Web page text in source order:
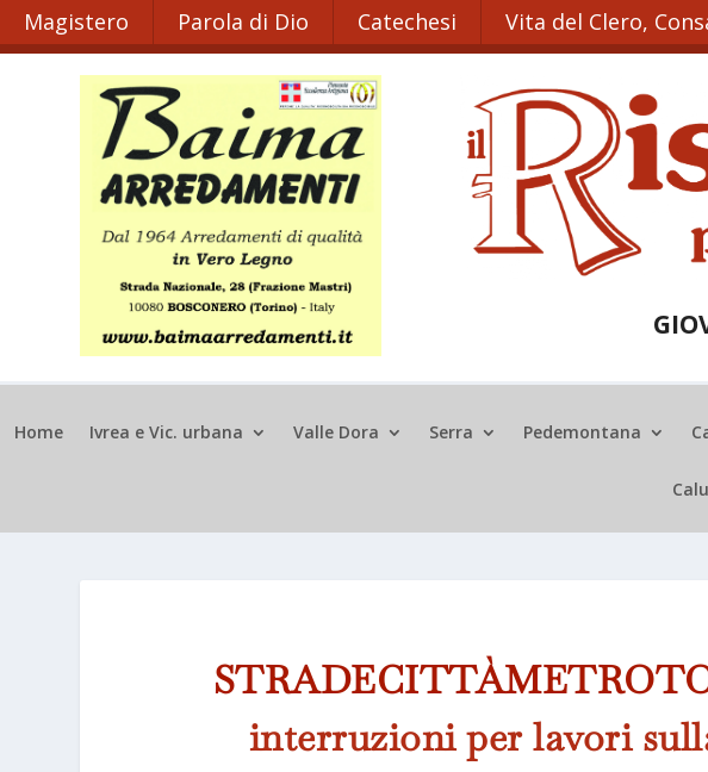
Magistero Parola di Dio Catechesi Vita del Clero,
Home Ivrea e Vic. urbana Valle Dora Serra Pedemontana
interruzioni per lavori